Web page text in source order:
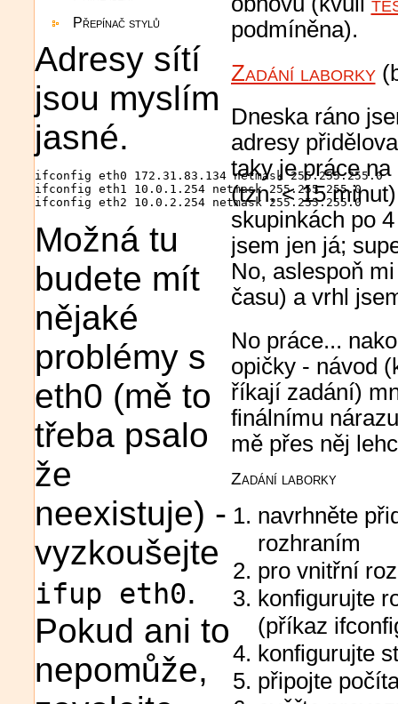
Přepínač stylů
podmíněna).
Zadání laborky
Dneska ráno
adresy
taky je práce
(tzn. < 15
skupinkách po
jsem jen já;
No, aslespoň
času) a vrhl
No práce...
opičky - návod
říkají zadání)
finálnímu
mě přes něj
Zadání laborky
navrhněte
rozhraním
pro vnitřní
konfigurujte
(příkaz
konfigurujte
připojte
Adresy sítí
jsou myslím
jasné.
ifconfig eth0 172.31.83.134 netmask 255.255.255.0
ifconfig eth1 10.0.1.254 netmask 255.255.255.0
ifconfig eth2 10.0.2.254 netmask 255.255.255.0
Možná tu
budete mít
nějaké
problémy s
eth0 (mě to
třeba psalo
že
neexistuje) -
vyzkoušejte
ifup eth0.
Pokud ani to
nepomůže,